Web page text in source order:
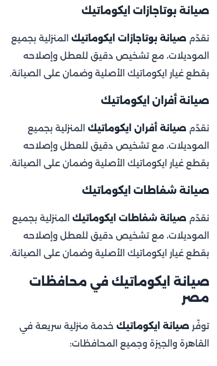
صيانة بوتاجازات ايكوماتيك
نقدّم صيانة بوتاجازات ايكوماتيك المنزلية بجميع
الموديلات، مع تشخيص دقيق للعطل وإصلاحه
بقطع غيار ايكوماتيك الأصلية وضمان على الصيانة.
صيانة أفران ايكوماتيك
نقدّم صيانة أفران ايكوماتيك المنزلية بجميع
الموديلات، مع تشخيص دقيق للعطل وإصلاحه
بقطع غيار ايكوماتيك الأصلية وضمان على الصيانة.
صيانة شفاطات ايكوماتيك
نقدّم صيانة شفاطات ايكوماتيك المنزلية بجميع
الموديلات، مع تشخيص دقيق للعطل وإصلاحه
بقطع غيار ايكوماتيك الأصلية وضمان على الصيانة.
صيانة ايكوماتيك في محافظات
مصر
توفّر صيانة ايكوماتيك خدمة منزلية سريعة في
القاهرة والجيزة وجميع المحافظات: